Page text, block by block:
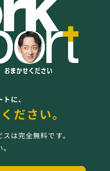
に、
ださい。
は完全無料です。